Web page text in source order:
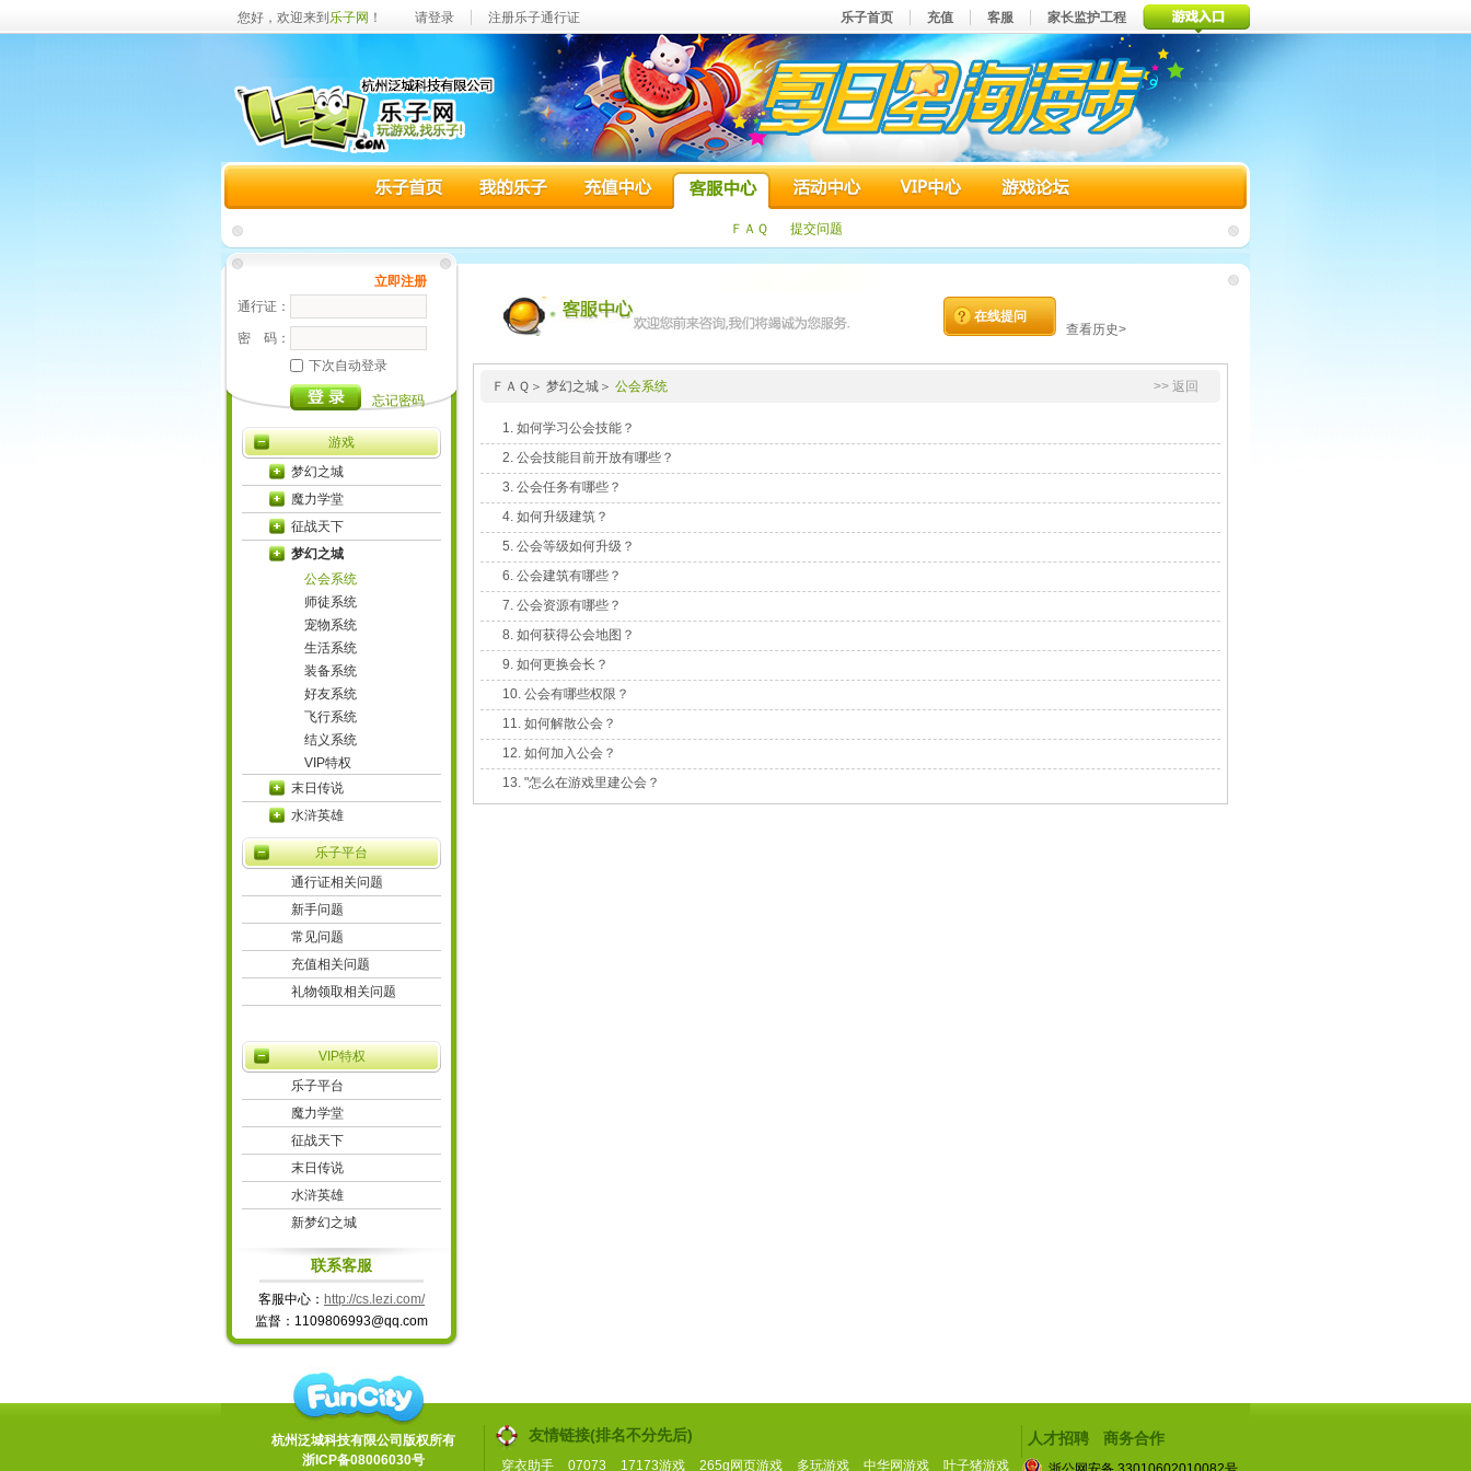
您好，欢迎来到 乐子网 ！ 请登录 注册乐子通行证 乐子首页 充值 客服 家长监护工程
ＦＡＱ 提交问题
立即注册
通行证：
密 码：
下次自动登录
忘记密码
游戏
梦幻之城
魔力学堂
征战天下
梦幻之城
公会系统
师徒系统
宠物系统
生活系统
装备系统
好友系统
飞行系统
结义系统
VIP特权
末日传说
水浒英雄
乐子平台
通行证相关问题
新手问题
常见问题
充值相关问题
礼物领取相关问题
VIP特权
乐子平台
魔力学堂
征战天下
末日传说
水浒英雄
新梦幻之城
联系客服
客服中心： http://cs.lezi.com/
监督：1109806993@qq.com
在线提问
查看历史>
>> 返回
ＦＡＱ＞ 梦幻之城＞ 公会系统
1. 如何学习公会技能？
2. 公会技能目前开放有哪些？
3. 公会任务有哪些？
4. 如何升级建筑？
5. 公会等级如何升级？
6. 公会建筑有哪些？
7. 公会资源有哪些？
8. 如何获得公会地图？
9. 如何更换会长？
10. 公会有哪些权限？
11. 如何解散公会？
12. 如何加入公会？
13. "怎么在游戏里建公会？
杭州泛城科技有限公司版权所有
浙ICP备08006030号
友情链接(排名不分先后)
穿衣助手 07073 17173游戏 265g网页游戏 多玩游戏 中华网游戏 叶子猪游戏
人才招聘 商务合作